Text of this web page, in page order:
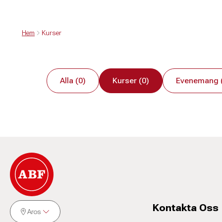
Hem Kurser
Alla (0) Kurser (0) Evenemang
Aros Kontakta Oss